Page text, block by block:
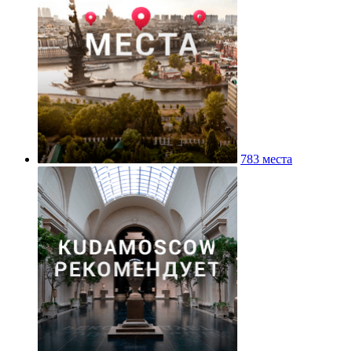
783 места